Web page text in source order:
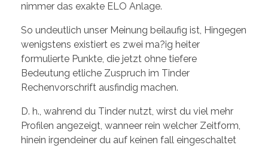
nimmer das exakte ELO Anlage.
So undeutlich unser Meinung beilaufig ist, Hingegen
wenigstens existiert es zwei ma?ig heiter
formulierte Punkte, die jetzt ohne tiefere
Bedeutung etliche Zuspruch im Tinder
Rechenvorschrift ausfindig machen.
D. h., wahrend du Tinder nutzt, wirst du viel mehr
Profilen angezeigt, wanneer rein welcher Zeitform,
hinein irgendeiner du auf keinen fall eingeschaltet